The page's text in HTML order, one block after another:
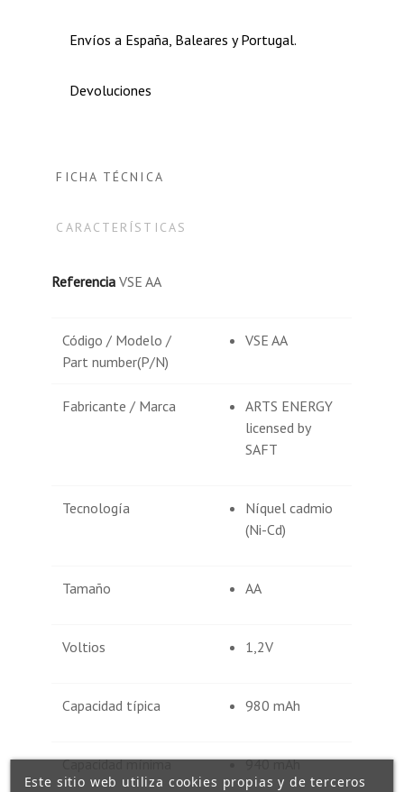
Envíos a España, Baleares y Portugal.
Devoluciones
FICHA TÉCNICA
CARACTERÍSTICAS
Referencia VSE AA
Código / Modelo /
Part number(P/N)
VSE AA
Fabricante / Marca
ARTS ENERGY
licensed by
SAFT
Tecnología
Níquel cadmio
(Ni-Cd)
Tamaño AA
Voltios 1,2V
Capacidad típica 980 mAh
Capacidad mínima 940 mAh
Este sitio web utiliza cookies propias y de terceros